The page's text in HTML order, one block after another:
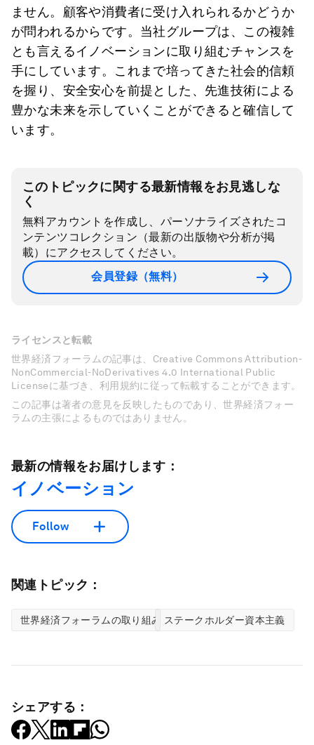
ません。顧客や消費者に受け入れられるかどうか
が問われるからです。当社グループは、この複雑
とも言えるイノベーションに取り組むチャンスを
手にしています。これまで培ってきた社会的信頼
を握り、安全安心を前提とした、先進技術による
豊かな未来を示していくことができると確信して
います。
このトピックに関する最新情報をお見逃しな
く
無料アカウントを作成し、パーソナライズされたコ
ンテンツコレクション（最新の出版物や分析が掲
載）にアクセスしてください。
会員登録（無料）
ライセンスと転載
世界経済フォーラムの記事は、Creative Commons Attribution-
NonCommercial-NoDerivatives 4.0 International Public
Licenseに基づき、利用規約に従って転載することができます。
この記事は著者の意見を反映したものであり、世界経済フォー
ラムの主張によるものではありません。
最新の情報をお届けします：
イノベーション
Follow
関連トピック：
世界経済フォーラムの取り組み ステークホルダー資本主義
シェアする：